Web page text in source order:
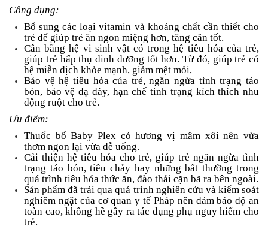
Công dụng:
Bổ sung các loại vitamin và khoáng chất cần thiết cho
trẻ để giúp trẻ ăn ngon miệng hơn, tăng cân tốt.
Cân bằng hệ vi sinh vật có trong hệ tiêu hóa của trẻ,
giúp trẻ hấp thụ dinh dưỡng tốt hơn. Từ đó, giúp trẻ có
hệ miễn dịch khỏe mạnh, giảm mệt mỏi,
Bảo vệ hệ tiêu hóa của trẻ, ngăn ngừa tình trạng táo
bón, bảo vệ dạ dày, hạn chế tình trạng kích thích nhu
động ruột cho trẻ.
Ưu điểm:
Thuốc bổ Baby Plex có hương vị mâm xôi nên vừa
thơm ngon lại vừa dễ uống.
Cải thiện hệ tiêu hóa cho trẻ, giúp trẻ ngăn ngừa tình
trạng táo bón, tiêu chảy hay những bất thường trong
quá trình tiêu hóa thức ăn, đào thải cặn bã ra bên ngoài.
Sản phẩm đã trải qua quá trình nghiên cứu và kiểm soát
nghiêm ngặt của cơ quan y tế Pháp nên đảm bảo độ an
toàn cao, không hề gây ra tác dụng phụ nguy hiểm cho
trẻ.